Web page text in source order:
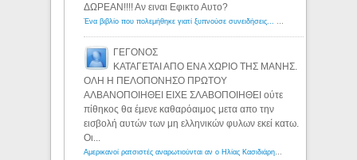
ΔΩΡΕΑΝ!!!! Αν ειναι Εφικτο Αυτο?
Ένα βιβλίο που πολεμήθηκε γιατί ξυπνούσε συνειδήσεις... - Λόγιος Ερμής | Η γνώση ξεκινάει με την αναζήτηση...
ΓΕΓΟΝΟΣ
ΚΑΤΑΓΕΤΑΙ ΑΠΟ ΕΝΑ ΧΩΡΙΟ ΤΗΣ ΜΑΝΗΣ.
ΟΛΗ Η ΠΕΛΟΠΟΝΗΣΟ ΠΡΩΤΟΥ
ΑΛΒΑΝΟΠΟΙΗΘΕΙ ΕΙΧΕ ΣΛΑΒΟΠΟΙΗΘΕΙ ούτε
πίθηκος θα έμενε καθαρόαιμος μετα απο την
εισβολή αυτών των μη ελληνικών φυλων εκεί κατω.
Οι...
Αμερικανοί ρατσιστές αναρωτιούνται αν ο Ηλίας Κασιδιάρης ανήκει στη λευκή φυλή... - Λόγιος Ερμής